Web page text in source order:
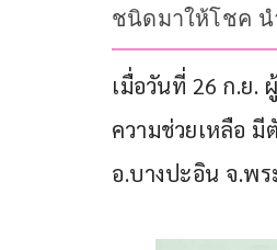
ชนิดมาให้โชค น
เมื่อวันที่ 26 ก.ย.
ความช่วยเหลือ
อ.บางปะอิน จ.พ